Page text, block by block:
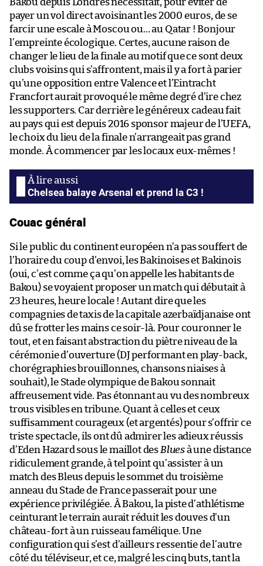
Bakou depuis Londres nécessitait, pour éviter de
payer un vol direct avoisinant les 2000 euros, de se
farcir une escale à Moscou ou… au Qatar ! Bonjour
l’empreinte écologique. Certes, aucune raison de
changer le lieu de la finale au motif que ce sont deux
clubs voisins qui s’affrontent, mais il y a fort à parier
qu’une opposition entre Valence et l’Eintracht
Francfort aurait provoqué le même degré d’ire chez
les supporters. Car derrière le généreux cadeau fait
au pays qui est depuis 2016 sponsor majeur de l’UEFA,
le choix du lieu de la finale n’arrangeait pas grand
monde. À commencer par les locaux eux-mêmes !
Chelsea balaye Arsenal et prend la C3 !
Couac général
Si le public du continent européen n’a pas souffert de
l’horaire du coup d’envoi, les Bakinoises et Bakinois
(oui, c’est comme ça qu’on appelle les habitants de
Bakou) se voyaient proposer un match qui débutait à
23 heures, heure locale ! Autant dire que les
compagnies de taxis de la capitale azerbaïdjanaise ont
dû se frotter les mains ce soir-là. Pour couronner le
tout, et en faisant abstraction du piètre niveau de la
cérémonie d’ouverture (DJ performant en play-back,
chorégraphies brouillonnes, chansons niaises à
souhait), le Stade olympique de Bakou sonnait
affreusement vide. Pas étonnant au vu des nombreux
trous visibles en tribune. Quant à celles et ceux
suffisamment courageux (et argentés) pour s’offrir ce
triste spectacle, ils ont dû admirer les adieux réussis
d’Eden Hazard sous le maillot des Bluesà une distance
ridiculement grande, à tel point qu’assister à un
match des Bleus depuis le sommet du troisième
anneau du Stade de France passerait pour une
expérience privilégiée. À Bakou, la piste d’athlétisme
ceinturant le terrain aurait réduit les douves d’un
château-fort à un ruisseau famélique. Une
configuration qui s’est d’ailleurs ressentie de l’autre
côté du téléviseur, et ce, malgré les cinq buts, tant la